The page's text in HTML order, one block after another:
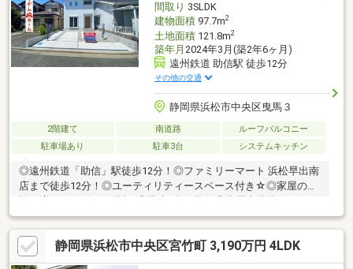
間取り 3SLDK
建物面積97.7m2
土地面積121.8m2
築年月 2024年3月(築2年6ヶ月)
遠州鉄道 助信駅 徒歩12分
その他の交通
静岡県浜松市中央区曳馬３
2階建て 南道路
ルーフバルコニー
駐車場あり
駐車3台 システムキッチン
◎遠州鉄道「助信」駅徒歩12分！◎ファミリーマート 浜松早出南
店まで徒歩12分！◎ユーティリティースペース付き☆◎家屋の会
920m（徒歩9分）◎曳馬中学校まで920m（徒歩9分）
■□■□■□■□■□■□■□■□■□■□■□■0120-133-301【通話料無料】へお
気軽にお問い合わせください！平日、土日問わずご案内致しま
す！自己資金0円、自営業の方、勤務年数が短い方など住宅ローン
静岡県浜松市中央区宮竹町 3,190万円 4LDK